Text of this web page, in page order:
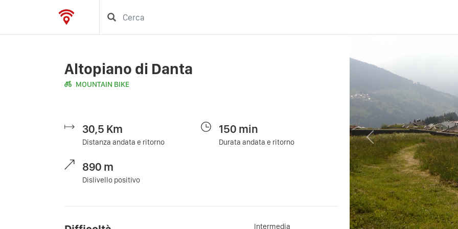
Altopiano di Danta
MOUNTAIN BIKE
30,5 Km
Distanza andata e ritorno
150 min
Durata andata e ritorno
890 m
Dislivello positivo
Intermedia
Previous